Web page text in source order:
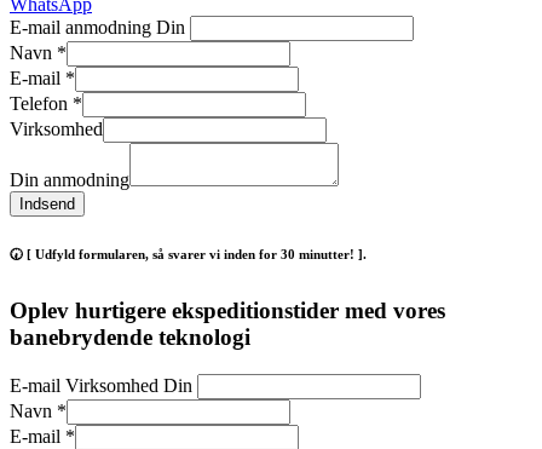
E-mail anmodning Din
Navn *
E-mail *
Telefon *
Virksomhed
Din anmodning
Indsend
🕢 [ Udfyld formularen, så svarer vi inden for 30 minutter! ].
Oplev hurtigere ekspeditionstider med vores
banebrydende teknologi
E-mail Virksomhed Din
Navn *
E-mail *